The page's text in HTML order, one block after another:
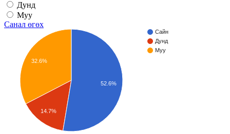
Дунд
Муу
Санал өгөх
Сайн
Дунд
Муу
32.6%
14.7%
52.6%